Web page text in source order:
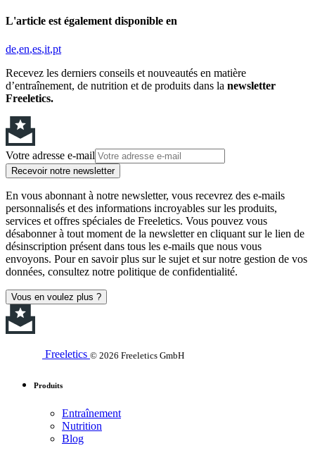
L'article est également disponible en
de en es it pt
Recevez les derniers conseils et nouveautés en matière
d’entraînement, de nutrition et de produits dans la newsletter
Freeletics.
Votre adresse e-mail
Recevoir notre newsletter
En vous abonnant à notre newsletter, vous recevrez des e-mails
personnalisés et des informations incroyables sur les produits,
services et offres spéciales de Freeletics. Vous pouvez vous
désabonner à tout moment de la newsletter en cliquant sur le lien de
désinscription présent dans tous les e-mails que nous vous
envoyons. Pour en savoir plus sur le sujet et sur notre gestion de vos
données, consultez notre politique de confidentialité.
Vous en voulez plus ?
Freeletics © 2026 Freeletics GmbH
Produits
Entraînement
Nutrition
Blog